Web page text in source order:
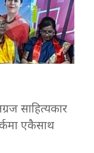
साहित्यकार
एकैसाथ